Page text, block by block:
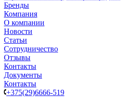
Бренды
Компания
О компании
Новости
Статьи
Сотрудничество
Отзывы
Контакты
Документы
Контакты
+375(29)6666-519